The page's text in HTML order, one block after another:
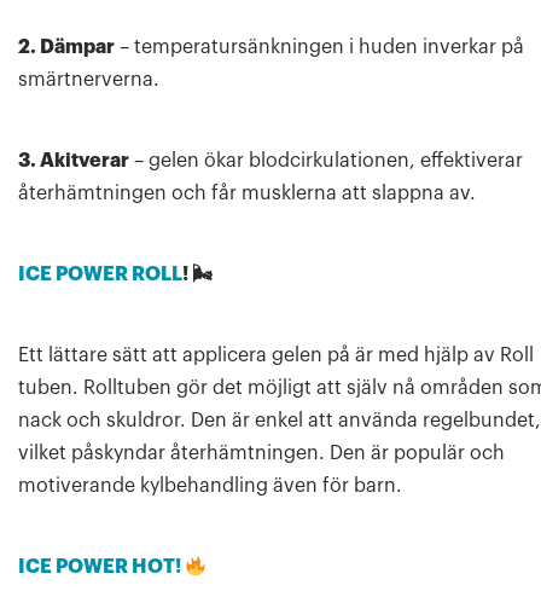
2. Dämpar – temperatursänkningen i huden inverkar på
smärtnerverna.
3. Akitverar – gelen ökar blodcirkulationen, effektiverar
återhämtningen och får musklerna att slappna av.
ICE POWER ROLL! 🌬
Ett lättare sätt att applicera gelen på är med hjälp av Roll
tuben. Rolltuben gör det möjligt att själv nå områden
nack och skuldror. Den är enkel att använda regelbundet,
vilket påskyndar återhämtningen. Den är populär och
motiverande kylbehandling även för barn.
ICE POWER HOT!